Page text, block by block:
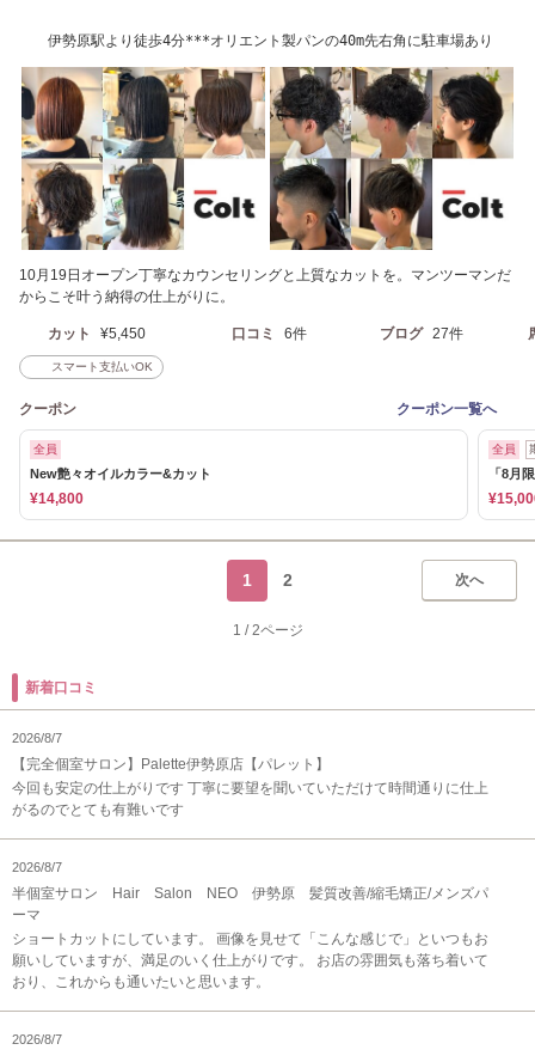
伊勢原駅より徒歩4分***オリエント製パンの40m先右角に駐車場あり
10月19日オープン丁寧なカウンセリングと上質なカットを。マンツーマンだ
からこそ叶う納得の仕上がりに。
カット ¥5,450 口コミ 6件 ブログ 27件
スマート支払いOK
クーポン クーポン一覧へ
全員
New艶々オイルカラー&カット
¥14,800
全員
「8月
次へ
1 2
1 / 2ページ
新着口コミ
2026/8/7
【完全個室サロン】Palette伊勢原店【パレット】
今回も安定の仕上がりです 丁寧に要望を聞いていただけて時間通りに仕上
がるのでとても有難いです
2026/8/7
半個室サロン Hair Salon NEO 伊勢原 髪質改善/縮毛矯正/メンズパ
ーマ
ショートカットにしています。 画像を見せて「こんな感じで」といつもお
願いしていますが、満足のいく仕上がりです。 お店の雰囲気も落ち着いて
おり、これからも通いたいと思います。
2026/8/7